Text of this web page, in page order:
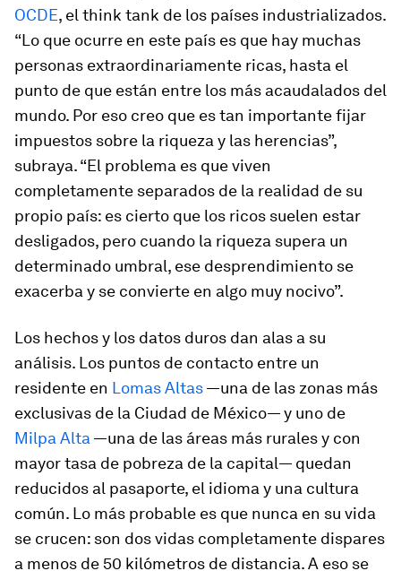
OCDE, el think tank de los países industrializados.
“Lo que ocurre en este país es que hay muchas
personas extraordinariamente ricas, hasta el
punto de que están entre los más acaudalados del
mundo. Por eso creo que es tan importante fijar
impuestos sobre la riqueza y las herencias”,
subraya. “El problema es que viven
completamente separados de la realidad de su
propio país: es cierto que los ricos suelen estar
desligados, pero cuando la riqueza supera un
determinado umbral, ese desprendimiento se
exacerba y se convierte en algo muy nocivo”.
Los hechos y los datos duros dan alas a su
análisis. Los puntos de contacto entre un
residente en Lomas Altas—una de las zonas más
exclusivas de la Ciudad de México— y uno de
Milpa Alta —una de las áreas más rurales y con
mayor tasa de pobreza de la capital— quedan
reducidos al pasaporte, el idioma y una cultura
común. Lo más probable es que nunca en su vida
se crucen: son dos vidas completamente dispares
a menos de 50 kilómetros de distancia. A eso se